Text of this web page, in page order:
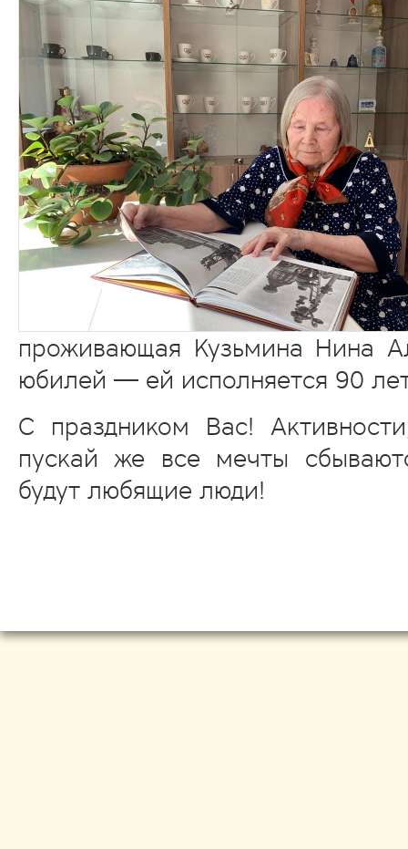
проживающая Кузьмина Нина
юбилей — ей исполняется 90
С праздником Вас!
пускай же все мечты
будут любящие люди!